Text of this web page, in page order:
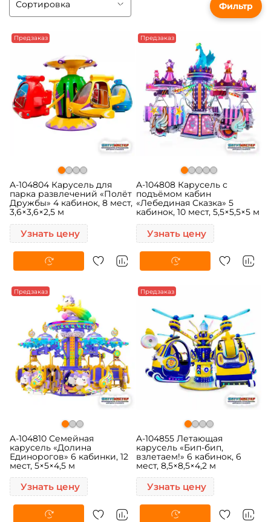
Предзаказ
A-104804 Карусель для
парка развлечений «Полёт
Дружбы» 4 кабинок, 8 мест,
3,6×3,6×2,5 м
Узнать цену
Предзаказ
A-104808 Карусель с
подъёмом кабин
«Лебединая Сказка» 5
кабинок, 10 мест, 5,5×5,5×5 м
Узнать цену
Предзаказ
A-104810 Семейная
карусель «Долина
Единорогов» 6 кабинки, 12
мест, 5×5×4,5 м
Узнать цену
Предзаказ
A-104855 Летающая
карусель «Бип-бип,
взлетаем!» 6 кабинок, 6
мест, 8,5×8,5×4,2 м
Узнать цену
Фильтр